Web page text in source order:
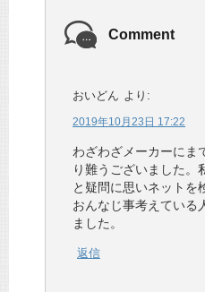
Comment
おいどん より:
2019年10月23日 17:22
わざわざメーカーにま
り難うございました。
と疑問に思いネットを
おんなじ事考えている
ました。
返信